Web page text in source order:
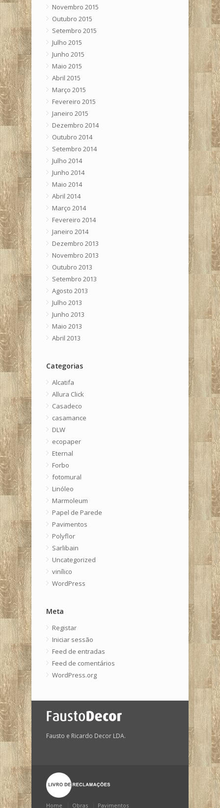
Novembro 2015
Outubro 2015
Setembro 2015
Julho 2015
Junho 2015
Maio 2015
Abril 2015
Março 2015
Fevereiro 2015
Janeiro 2015
Dezembro 2014
Outubro 2014
Setembro 2014
Julho 2014
Junho 2014
Maio 2014
Abril 2014
Março 2014
Fevereiro 2014
Janeiro 2014
Dezembro 2013
Novembro 2013
Outubro 2013
Setembro 2013
Agosto 2013
Julho 2013
Junho 2013
Maio 2013
Abril 2013
Categorias
Alcatifa
Allura Click
Casadeco
casamance
DLW
ecopaper
Eternal
Forbo
fotomural
Linóleo
Marmoleum
Papel de Parede
Pavimentos
Polyflor
Sarlibain
Uncategorized
vinílico
WordPress
Meta
Registar
Iniciar sessão
Feed de entradas
Feed de comentários
WordPress.org
Fausto e Ricardo Decor LDA.
Home Obras Pavimentos